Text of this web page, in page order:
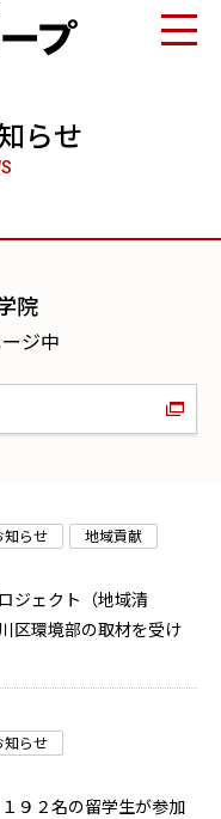
らせ
院
ジ中
知らせ
地域貢献
ジェクト（地域清
区環境部の取材を受け
知らせ
９２名の留学生が参加